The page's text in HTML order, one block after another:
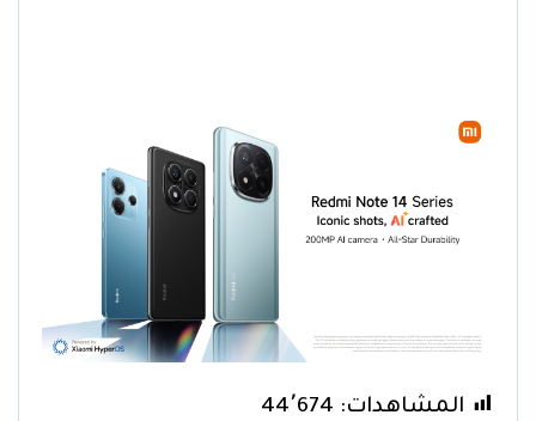
المشاهدات: 44٬674